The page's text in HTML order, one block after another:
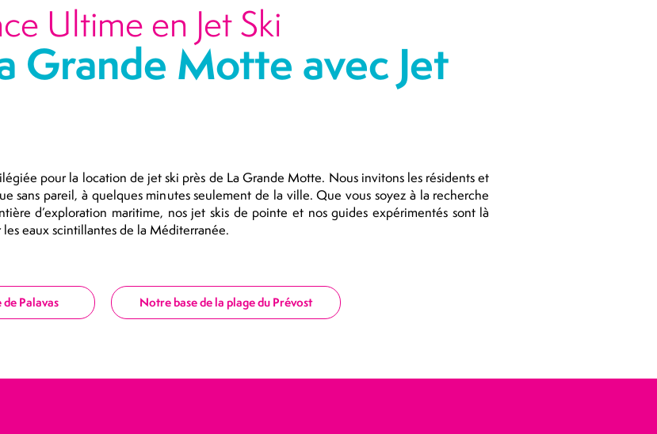
Ultime en Jet Ski
Grande Motte avec Jet
pour la location de jet ski près de La Grande Motte. Nous invitons les résidents et
sans pareil, à quelques minutes seulement de la ville. Que vous soyez à la recherche
d’exploration maritime, nos jet skis de pointe et nos guides expérimentés sont là
eaux scintillantes de la Méditerranée.
Palavas Notre base de la plage du Prévost